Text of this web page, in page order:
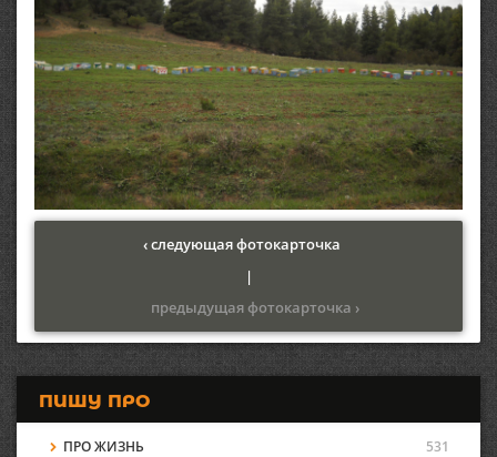
‹ следующая фотокарточка
|
предыдущая фотокарточка ›
ПИШУ ПРО
ПРО ЖИЗНЬ
531